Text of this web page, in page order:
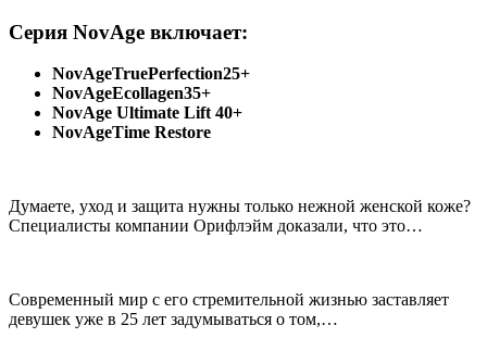
Серия NovAge включает:
NovAgeTruePerfection25+
NovAgeEcollagen35+
NovAge Ultimate Lift 40+
NovAgeTime Restore
Думаете, уход и защита нужны только нежной женской коже?
Специалисты компании Орифлэйм доказали, что это…
Современный мир с его стремительной жизнью заставляет
девушек уже в 25 лет задумываться о том,…